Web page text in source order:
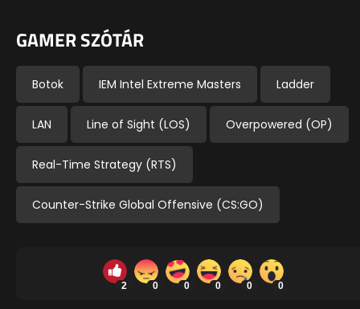
GAMER SZÓTÁR
Botok IEM Intel Extreme Masters Ladder
LAN Line of Sight (LOS) Overpowered (OP)
Real-Time Strategy (RTS)
Counter-Strike Global Offensive (CS:GO)
2 0 0 0 0 0